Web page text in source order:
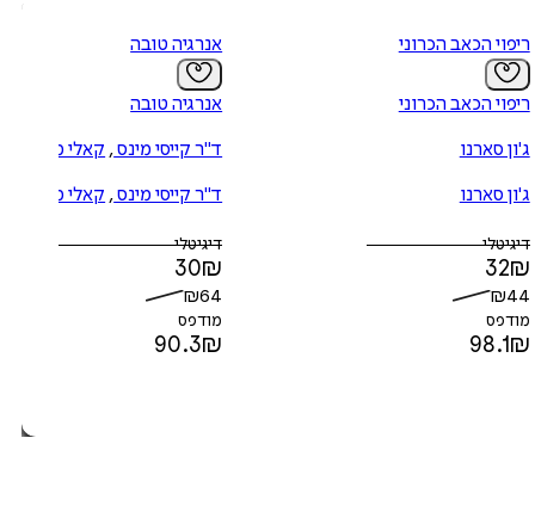
ריפוי הכאב הכרוני
ריפוי הכאב הכרוני
ג'ון סארנו
ג'ון סארנו
דיגיטלי
32₪
₪44
מודפס
98.1₪
אנרגיה טובה
אנרגיה טובה
ד"ר קייסי מינס, קאלי מינס
ד"ר קייסי מינס, קאלי מינס
דיגיטלי
30₪
₪64
מודפס
90.3₪